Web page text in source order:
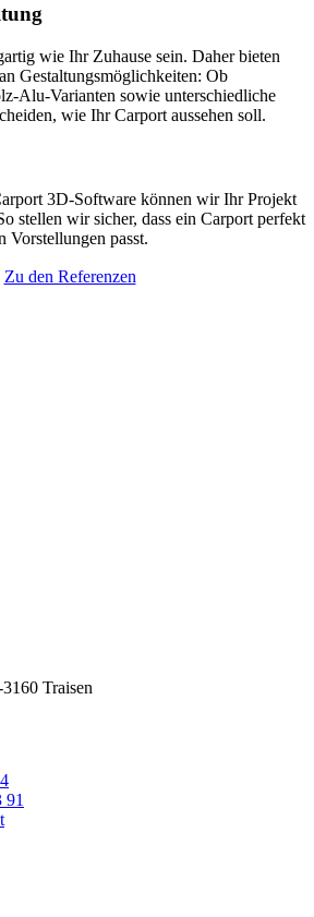
wie Ihr Zuhause sein. Daher bieten
Gestaltungsmöglichkeiten: Ob
Alu-Varianten sowie unterschiedliche
wie Ihr Carport aussehen soll.
3D-Software können wir Ihr Projekt
stellen wir sicher, dass ein Carport perfekt
Vorstellungen passt.
Zu den Referenzen
Traisen
91